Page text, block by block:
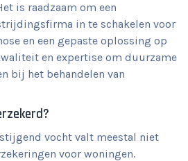
is raadzaam om een
in te schakelen voor
en een gepaste oplossing op
en expertise om duurzame
bij het behandelen van
vocht valt meestal niet
voor woningen.